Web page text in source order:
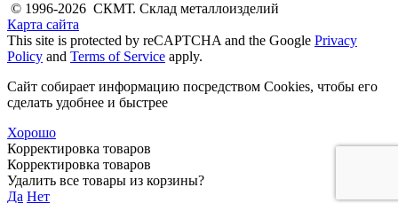
© 1996-2026 СКМТ. Склад металлоизделий
Карта сайта
This site is protected by reCAPTCHA and the Google Privacy
Policy and Terms of Service apply.
Сайт собирает информацию посредством Cookies, чтобы его
сделать удобнее и быстрее
Хорошо
Корректировка товаров
Корректировка товаров
Удалить все товары из корзины?
Да Нет